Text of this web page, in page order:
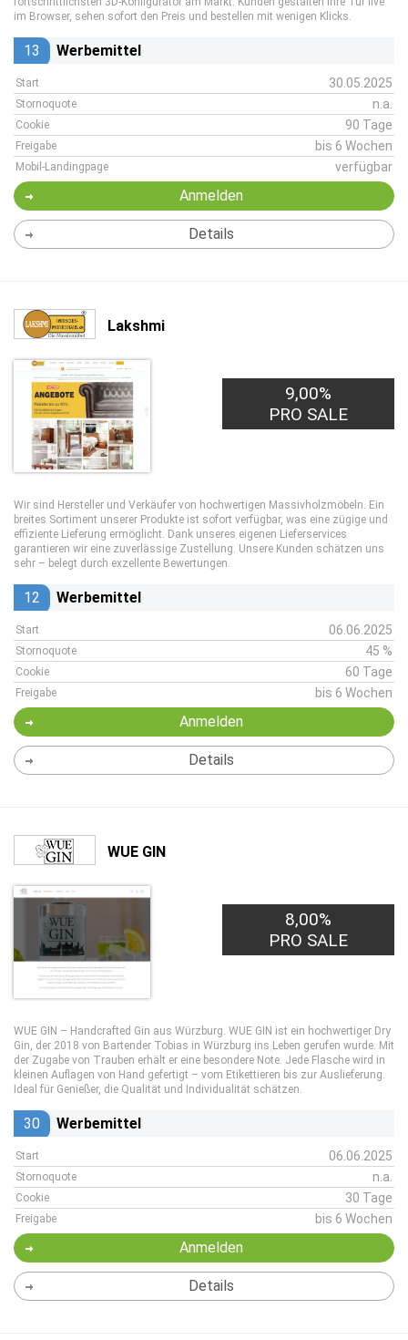
im Browser, sehen sofort den Preis und bestellen mit wenigen Klicks.
13 Werbemittel
Start 30.05.2025
Stornoquote n.a.
Cookie 90 Tage
Freigabe bis 6 Wochen
Mobil-Landingpage verfügbar
Anmelden
Details
Lakshmi
9,00%
PRO SALE
Wir sind Hersteller und Verkäufer von hochwertigen Massivholzmöbeln. Ein
breites Sortiment unserer Produkte ist sofort verfügbar, was eine zügige und
effiziente Lieferung ermöglicht. Dank unseres eigenen Lieferservices
garantieren wir eine zuverlässige Zustellung. Unsere Kunden schätzen uns
sehr – belegt durch exzellente Bewertungen.
12 Werbemittel
Start 06.06.2025
Stornoquote 45 %
Cookie 60 Tage
Freigabe bis 6 Wochen
Anmelden
Details
WUE GIN
8,00%
PRO SALE
WUE GIN – Handcrafted Gin aus Würzburg. WUE GIN ist ein hochwertiger Dry
Gin, der 2018 von Bartender Tobias in Würzburg ins Leben gerufen wurde. Mit
der Zugabe von Trauben erhält er eine besondere Note. Jede Flasche wird in
kleinen Auflagen von Hand gefertigt – vom Etikettieren bis zur Auslieferung.
Ideal für Genießer, die Qualität und Individualität schätzen.
30 Werbemittel
Start 06.06.2025
Stornoquote n.a.
Cookie 30 Tage
Freigabe bis 6 Wochen
Anmelden
Details